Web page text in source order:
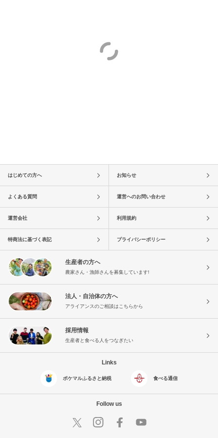
はじめての方へ お知らせ
よくある質問 運営へのお問い合わせ
運営会社 利用規約
特商法に基づく表記 プライバシーポリシー
生産者の方へ
農家さん・漁師さんを募集しています!
法人・自治体の方へ
アライアンスのご相談はこちらから
採用情報
生産者と食べる人をつなぎたい
Links
ポケマルふるさと納税 食べる通信
Follow us